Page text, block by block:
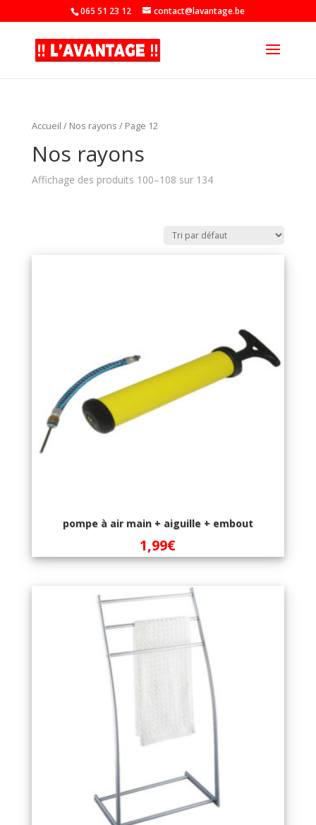
065 51 23 12 contact@lavantage.be
Accueil / Nos rayons / Page 12
Nos rayons
Affichage des produits 100–108 sur 134
pompe à air main + aiguille + embout
1,99€